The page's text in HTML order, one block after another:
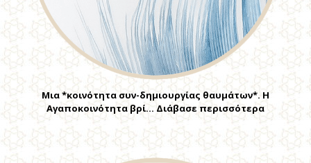
Μια *κοινότητα συν-δημιουργίας θαυμάτων*. Η
Αγαποκοινότητα βρί… Διάβασε περισσότερα